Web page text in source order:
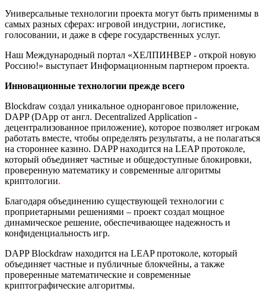
Универсальные технологии проекта могут быть применимы в
самых разных сферах: игровой индустрии, логистике,
голосовании, и даже в сфере государственных услуг.
Наш Международный портал «ХЕЛПИНВЕР - открой новую
Россию!» выступает Информационным партнером проекта.
Инновационные технологии прежде всего
Blockdraw создал уникальное одноранговое приложение,
DAPP (DApp от англ. Decentralized Application -
децентрализованное приложение), которое позволяет игрокам
работать вместе, чтобы определять результаты, а не полагаться
на стороннее казино. DAPP находится на LEAP протоколе,
который объединяет частные и общедоступные блокировки,
проверенную математику и современные алгоритмы
криптологии.
Благодаря объединению существующей технологии с
проприетарными решениями – проект создал мощное
динамическое решение, обеспечивающее надежность и
конфиденциальность игр.
DAPP Blockdraw находится на LEAP протоколе, который
объединяет частные и публичные блокчейны, а также
проверенные математические и современные
криптографические алгоритмы.